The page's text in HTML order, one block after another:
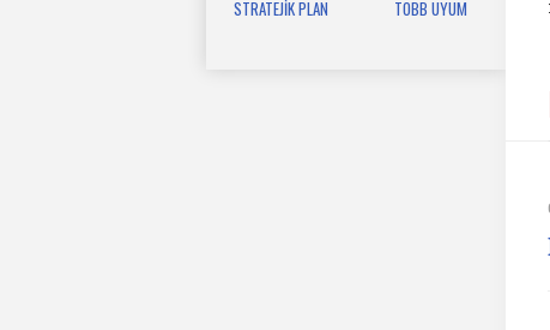
STRATEJİK PLAN TOBB UYUM